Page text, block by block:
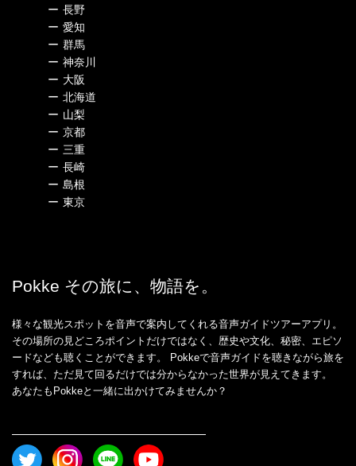
ー 長野
ー 愛知
ー 群馬
ー 神奈川
ー 大阪
ー 北海道
ー 山梨
ー 京都
ー 三重
ー 長崎
ー 島根
ー 東京
Pokke その旅に、物語を。
様々な観光スポットを音声で案内してくれる音声ガイドツアーアプリ。
その場所の見どころポイントだけではなく、歴史や文化、秘密、エピソ
ードなども聴くことができます。 Pokkeで音声ガイドを聴きながら旅を
すれば、ただ見て回るだけでは分からなかった世界が見えてきます。
あなたもPokkeと一緒に出かけてみませんか？